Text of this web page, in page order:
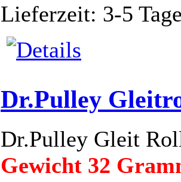
Lieferzeit: 3-5
Dr.Pulley
Dr.Pulley Gleit
Gewicht 32